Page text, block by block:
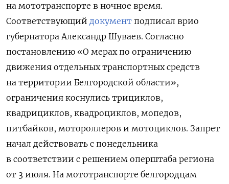
на мототранспорте в ночное время.
Соответствующий документ подписал врио
губернатора Александр Шуваев. Согласно
постановлению «О мерах по ограничению
движения отдельных транспортных средств
на территории Белгородской области»,
ограничения коснулись трициклов,
квадрициклов, квадроциклов, мопедов,
питбайков, мотороллеров и мотоциклов. Запрет
начал действовать с понедельника
в соответствии с решением оперштаба региона
от 3 июля. На мототранспорте белгородцам